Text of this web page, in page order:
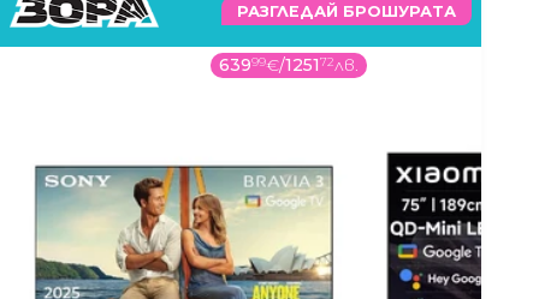
РАЗГЛЕДАЙ БРОШУРАТА
63999€/125172лв.